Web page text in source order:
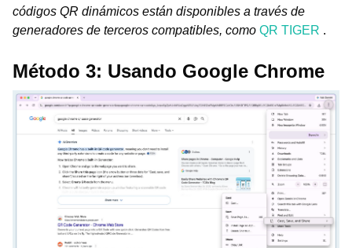
códigos QR dinámicos están disponibles a través de
generadores de terceros compatibles, como QR TIGER .
Método 3: Usando Google Chrome